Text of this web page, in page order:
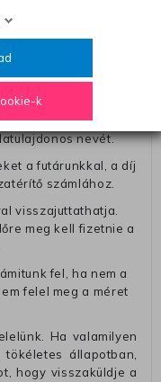
könnyebb
amelyre
Az eljárás
erre a jegyre írja
nevét.
a futárunkkal, a díj
számlához.
visszajuttathatja.
meg kell fizetnie a
fel, ha nem a
felel meg a méret
Ha valamilyen
állapotban,
hogy visszaküldje a
k